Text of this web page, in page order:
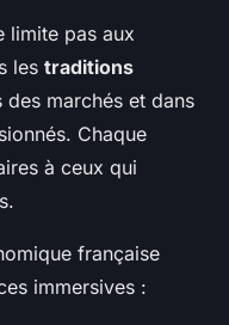
limite pas aux
les traditions
marchés et dans
Chaque
à ceux qui
française
immersives :